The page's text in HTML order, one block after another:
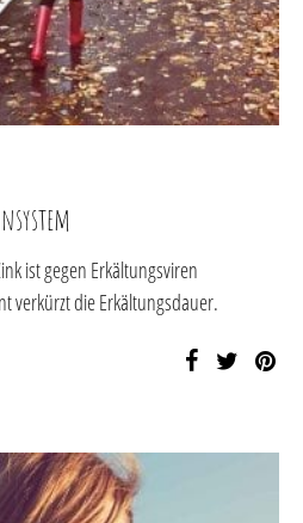
ist gegen Erkältungsviren
verkürzt die Erkältungsdauer.